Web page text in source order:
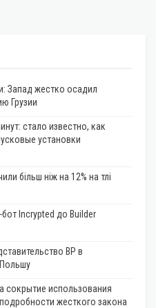
Запад жестко осадил
Грузии
стало известно, как
установки
більш ніж на 12% на тлі
Incrypted до Builder
ВР в
сокрытие использования
жесткого закона